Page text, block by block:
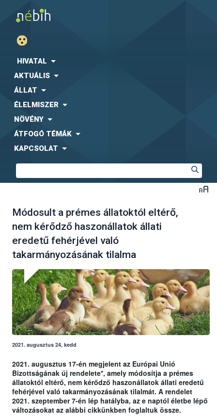
HIVATAL
AKTUÁLIS
ÁLLAT
ÉLELMISZER
NÖVÉNY
ÁTFOGÓ TÉMÁK
KAPCSOLAT
Módosult a prémes állatoktól eltérő,
nem kérődző haszonállatok állati
eredetű fehérjével való
takarmányozásának tilalma
2021. augusztus 24, kedd
2021. augusztus 17-én megjelent az Európai Unió
Bizottságának új rendelete*, amely módosítja a prémes
állatoktól eltérő, nem kérődző haszonállatok állati eredetű
fehérjével való takarmányozásának tilalmát. A rendelet
2021. szeptember 7-én lép hatályba, az e naptól életbe lépő
változásokat az alábbi cikkünkben foglaltuk össze.